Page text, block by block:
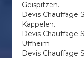
Geispitzen.
Devis Chauffage
Kappelen.
Devis Chauffage
Uffheim.
Devis Chauffage